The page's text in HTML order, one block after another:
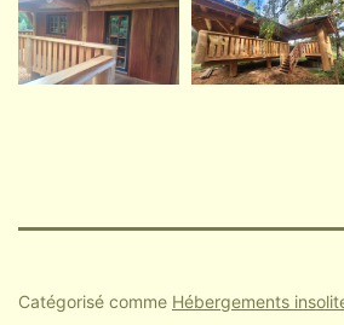
Catégorisé comme Hébergements